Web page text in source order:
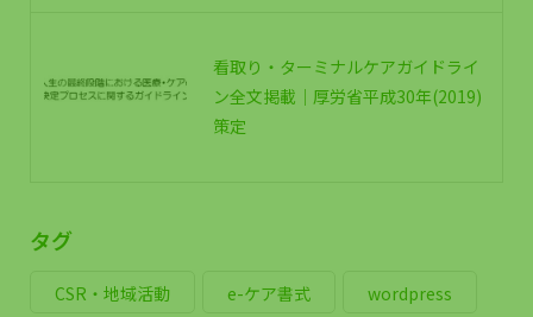
看取り・ターミナルケアガイドライ
ン全文掲載｜厚労省平成30年(2019)
策定
タグ
CSR・地域活動 e-ケア書式 wordpress